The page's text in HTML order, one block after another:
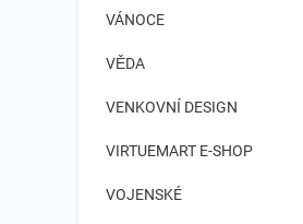
VÁNOCE
VĚDA
VENKOVNÍ DESIGN
VIRTUEMART E-SHOP
VOJENSKÉ